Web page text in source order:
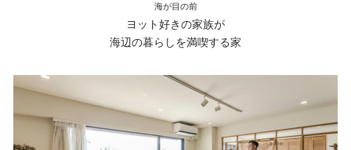
海が目の前
ヨット好きの家族が
海辺の暮らしを満喫する家